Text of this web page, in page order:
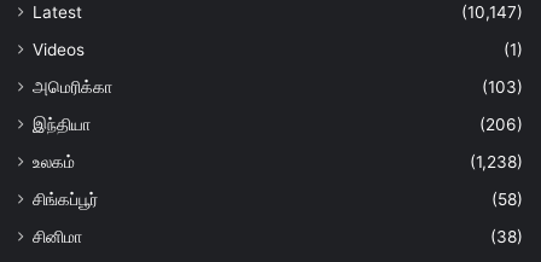
Latest
(10,147)
Videos
(1)
அமெரிக்கா
(103)
இந்தியா
(206)
உலகம்
(1,238)
சிங்கப்பூர்
(58)
சினிமா
(38)